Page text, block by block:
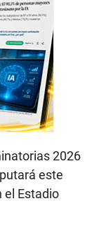
2026
este
el Estadio